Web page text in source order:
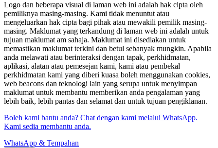
Logo dan beberapa visual di laman web ini adalah hak cipta oleh
pemiliknya masing-masing. Kami tidak menuntut atau
mengeluarkan hak cipta bagi pihak atau mewakili pemilik masing-
masing. Maklumat yang terkandung di laman web ini adalah untuk
tujuan maklumat am sahaja. Maklumat ini disediakan untuk
memastikan maklumat terkini dan betul sebanyak mungkin. Apabila
anda melawati atau berinteraksi dengan tapak, perkhidmatan,
aplikasi, alatan atau pemesejan kami, kami atau pembekal
perkhidmatan kami yang diberi kuasa boleh menggunakan cookies,
web beacons dan teknologi lain yang serupa untuk menyimpan
maklumat untuk membantu memberikan anda pengalaman yang
lebih baik, lebih pantas dan selamat dan untuk tujuan pengiklanan.
Boleh kami bantu anda? Chat dengan kami melalui WhatsApp.
Kami sedia membantu anda.
WhatsApp & Tempahan